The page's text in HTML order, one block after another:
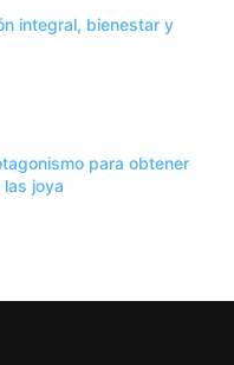
integral, bienestar y
para obtener
joya